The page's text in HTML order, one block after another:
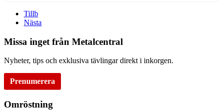
Tillb
Nästa
Missa inget från Metalcentral
Nyheter, tips och exklusiva tävlingar direkt i inkorgen.
Prenumerera
Omröstning